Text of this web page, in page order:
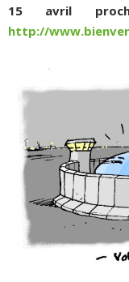
15 avril
http://